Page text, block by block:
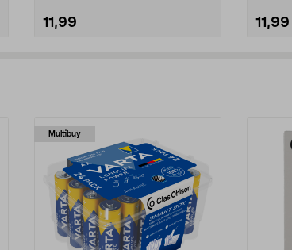
11,99 11,99
Multibuy